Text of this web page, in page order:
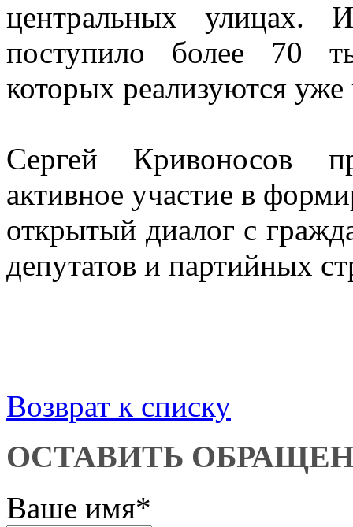
центральных улицах.
поступило более 70
которых реализуются
Сергей Кривоносов
активное участие в
открытый диалог с
депутатов и партийных
Возврат к списку
ОСТАВИТЬ
Ваше имя*